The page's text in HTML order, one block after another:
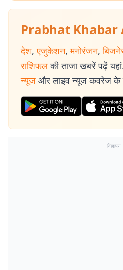
Prabhat Khabar
देश, एजुकेशन, मनोरंजन,
राशिफल की ताजा खबरें पढ़ें
न्यूज और लाइव न्यूज कवरेज के
विज्ञापन